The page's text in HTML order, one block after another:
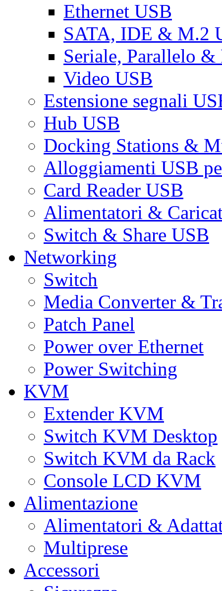
Ethernet USB
SATA, IDE & M.2
Seriale, Parallelo &
Video USB
Estensione segnali
Hub USB
Docking Stations &
Alloggiamenti USB
Card Reader USB
Alimentatori &
Switch & Share USB
Networking
Switch
Media Converter &
Patch Panel
Power over Ethernet
Power Switching
KVM
Extender KVM
Switch KVM Desktop
Switch KVM da Rack
Console LCD KVM
Alimentazione
Alimentatori &
Multiprese
Accessori